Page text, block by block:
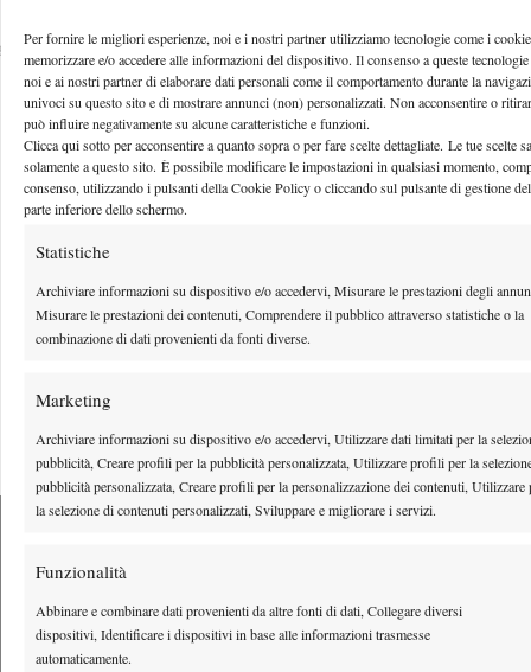
Per fornire le migliori esperienze, noi e i nostri partner utilizziamo tecnologie come i
memorizzare e/o accedere alle informazioni del dispositivo. Il consenso a queste tecnologie
noi e ai nostri partner di elaborare dati personali come il comportamento durante la
univoci su questo sito e di mostrare annunci (non) personalizzati. Non acconsentire o
può influire negativamente su alcune caratteristiche e funzioni.
Clicca qui sotto per acconsentire a quanto sopra o per fare scelte dettagliate. Le tue scelte
solamente a questo sito. È possibile modificare le impostazioni in qualsiasi momento,
consenso, utilizzando i pulsanti della Cookie Policy o cliccando sul pulsante di gestione
parte inferiore dello schermo.
Statistiche
Archiviare informazioni su dispositivo e/o accedervi, Misurare le prestazioni degli
Misurare le prestazioni dei contenuti, Comprendere il pubblico attraverso statistiche o la
combinazione di dati provenienti da fonti diverse.
Marketing
Archiviare informazioni su dispositivo e/o accedervi, Utilizzare dati limitati per la
pubblicità, Creare profili per la pubblicità personalizzata, Utilizzare profili per la
pubblicità personalizzata, Creare profili per la personalizzazione dei contenuti,
la selezione di contenuti personalizzati, Sviluppare e migliorare i servizi.
Funzionalità
Abbinare e combinare dati provenienti da altre fonti di dati, Collegare diversi
dispositivi, Identificare i dispositivi in base alle informazioni trasmesse
automaticamente.
998 999 1.000 1.001
Facebook
Instagram
10268 del 15/09/2025
Editore:VIBES MEDIA SRL